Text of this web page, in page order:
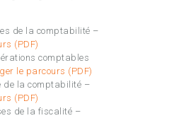
de la comptabilité –
(PDF)
comptables
le parcours (PDF)
de la comptabilité –
(PDF)
de la fiscalité –